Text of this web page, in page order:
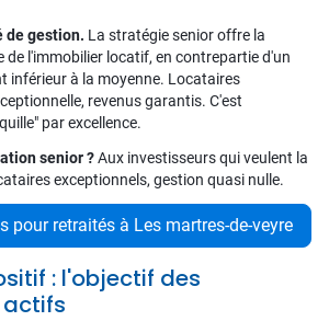
de gestion. La stratégie senior offre la
de l'immobilier locatif, en contrepartie d'un
inférieur à la moyenne. Locataires
revenus garantis. C'est
par excellence.
senior ?Aux investisseurs qui veulent la
exceptionnels, gestion quasi nulle.
pour retraités à Les martres-de-veyre
: l'objectif des
actifs